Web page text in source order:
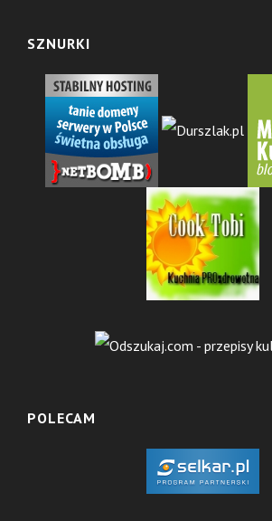
SZNURKI
POLECAM